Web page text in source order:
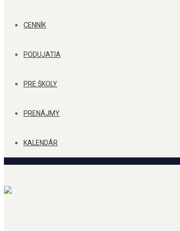
CENNÍK
PODUJATIA
PRE ŠKOLY
PRENÁJMY
KALENDÁR